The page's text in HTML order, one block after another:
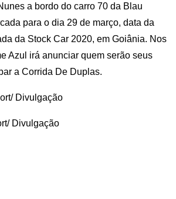
a bordo do carro 70 da Blau
para o dia 29 de março, data da
da Stock Car 2020, em Goiânia. Nos
Azul irá anunciar quem serão seus
a Corrida De Duplas.
Divulgação
Divulgação